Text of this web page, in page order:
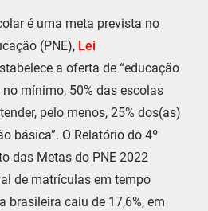
é uma meta prevista no
(PNE), Lei
a oferta de “educação
mínimo, 50% das escolas
pelo menos, 25% dos(as)
básica”. O Relatório do 4º
das Metas do PNE 2022
de matrículas em tempo
brasileira caiu de 17,6%, em